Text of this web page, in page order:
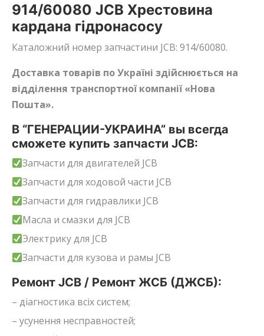
914/60080 JCB Хрестовина
кардана гідронасосу
Каталожний номер запчастини JCB: 914/60080.
Доставка товарів по Україні здійснюється на
відділення транспортної компанії «Нова
Пошта».
В “ГЕНЕРАЦИИ-УКРАИНА” вы всегда
сможете купить запчасти JCB:
Запчасти для двигателей JCB
Запчасти для ходовой части JCB
Запчасти для гидравлики JCB
Масла и смазки для JCB
Электрику для JCB
Запчасти для кузова и рамы JCB
Ремонт JCB / Ремонт ЖСБ (ДЖСБ):
– діагностика всіх систем;
– усунення несправностей;